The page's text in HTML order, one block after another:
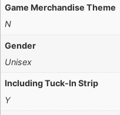
Game Merchandise Theme
N
Gender
Unisex
Including Tuck-In Strip
Y